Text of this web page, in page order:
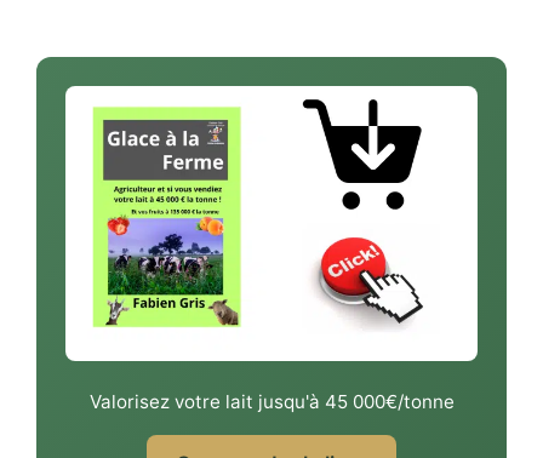
Valorisez votre lait jusqu'à 45 000€/tonne